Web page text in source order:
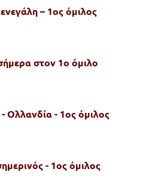
– 1ος όμιλος
στον 1ο όμιλο
Ολλανδία - 1ος όμιλος
- 1ος όμιλος